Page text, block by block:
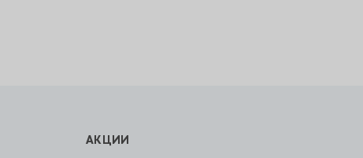
АКЦИИ